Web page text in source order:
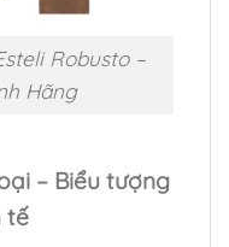
Robusto –
Hãng
– Biểu tượng
tế